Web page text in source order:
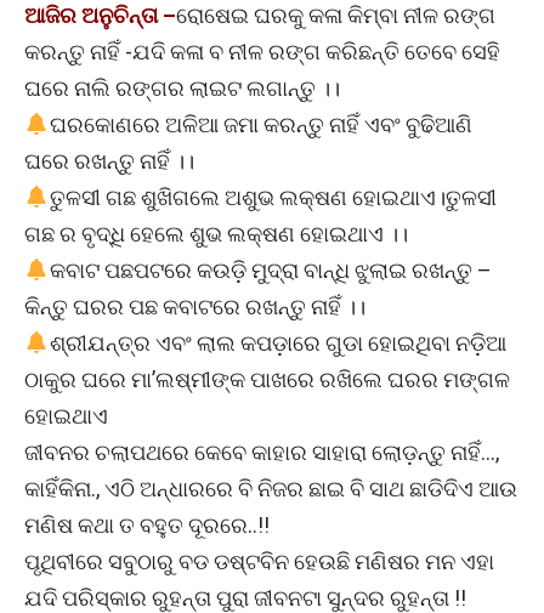
ଆଜିର ଅନୁଚିନ୍ତା –ରୋଷେଇ ଘରକୁ କଳା କିମ୍ବା ନୀଳ ରଙ୍ଗ
କରନ୍ତୁ ନାହିଁ -ଯଦି କଳା ବ ନୀଳ ରଙ୍ଗ କରିଛନ୍ତି ତେବେ ସେହି
ଘରେ ନାଲି ରଙ୍ଗର ଲାଇଟ ଲଗାନ୍ତୁ ।।
ଘରକୋଣରେ ଅଳିଆ ଜମା କରନ୍ତୁ ନାହିଁ ଏବଂ ବୁଢିଆଣି
ଘରେ ରଖନ୍ତୁ ନାହିଁ ।।
ତୁଳସୀ ଗଛ ଶୁଖିଗଲେ ଅଶୁଭ ଲକ୍ଷଣ ହୋଇଥାଏ।ତୁଳସୀ
ଗଛ ର ବୃଦ୍ଧି ହେଲେ ଶୁଭ ଲକ୍ଷଣ ହୋଇଥାଏ ।।
କବାଟ ପଛପଟରେ କଉଡ଼ି ମୁଦ୍ରା ବାନ୍ଧି ଝୁଲାଇ ରଖନ୍ତୁ –
କିନ୍ତୁ ଘରର ପଛ କବାଟରେ ରଖନ୍ତୁ ନାହିଁ ।।
ଶ୍ରୀଯନ୍ତ୍ର ଏବଂ ଲାଲ କପଡ଼ାରେ ଗୁଡା ହୋଇଥିବା ନଡ଼ିଆ
ଠାକୁର ଘରେ ମା’ଲଷ୍ମୀଙ୍କ ପାଖରେ ରଖିଲେ ଘରର ମଙ୍ଗଳ
ହୋଇଥାଏ
ଜୀବନର ଚଲାପଥରେ କେବେ କାହାର ସାହାରା ଲୋଡ଼ନ୍ତୁ ନାହିଁ…,
କାହିଁକିନା., ଏଠି ଅନ୍ଧାରରେ ବି ନିଜର ଛାଇ ବି ସାଥ ଛାଡିଦିଏ ଆଉ
ମଣିଷ କଥା ତ ବହୁତ ଦୂରରେ..!!
ପୃଥିବୀରେ ସବୁଠାରୁ ବଡ ଡଷ୍ଟବିନ ହେଉଛି ମଣିଷର ମନ ଏହା
ଯଦି ପରିସ୍କାର ରୁହନ୍ତା ପୁରା ଜୀବନଟା ସୁନ୍ଦର ରୁହନ୍ତା !!